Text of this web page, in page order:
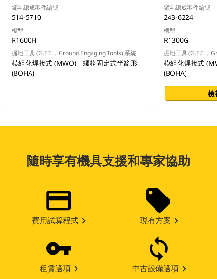
鏟斗總成零件編號
514-5710
機型
R1600H
掘地工具 (G.E.T.，Ground Engaging Tools) 系統
模組化焊接式 (MWO)、螺栓固定式半箭形
(BOHA)
鏟斗總成零件編號
243-6224
機型
R1300G
掘地工具 (G.E.T.，
模組化焊接式
(BOHA)
檢
隨時享有機具支援和專家協助
費用試算程式 現有方案
租賃選項 中古設備選項